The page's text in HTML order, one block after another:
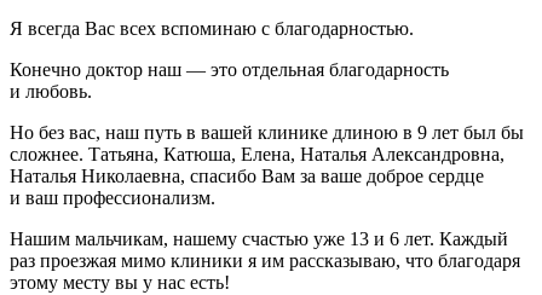
Я всегда Вас всех вспоминаю с благодарностью.
Конечно доктор наш — это отдельная благодарность
и любовь.
Но без вас, наш путь в вашей клинике длиною в 9 лет был бы
сложнее. Татьяна, Катюша, Елена, Наталья Александровна,
Наталья Николаевна, спасибо Вам за ваше доброе сердце
и ваш профессионализм.
Нашим мальчикам, нашему счастью уже 13 и 6 лет. Каждый
раз проезжая мимо клиники я им рассказываю, что благодаря
этому месту вы у нас есть!